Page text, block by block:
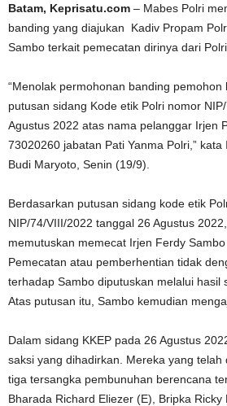
Batam, Keprisatu.com – Mabes Polri
banding yang diajukan Kadiv Propam
Sambo terkait pemecatan dirinya dari Polri.
“Menolak permohonan banding pemohon
putusan sidang Kode etik Polri nomor
Agustus 2022 atas nama pelanggar Irjen
73020260 jabatan Pati Yanma Polri,”
Budi Maryoto, Senin (19/9).
Berdasarkan putusan sidang kode etik
NIP/74/VIII/2022 tanggal 26 Agustus
memutuskan memecat Irjen Ferdy Sambo
Pemecatan atau pemberhentian tidak
terhadap Sambo diputuskan melalui hasil
Atas putusan itu, Sambo kemudian
Dalam sidang KKEP pada 26 Agustus
saksi yang dihadirkan. Mereka yang telah
tiga tersangka pembunuhan berencana
Bharada Richard Eliezer (E), Bripka Ricky